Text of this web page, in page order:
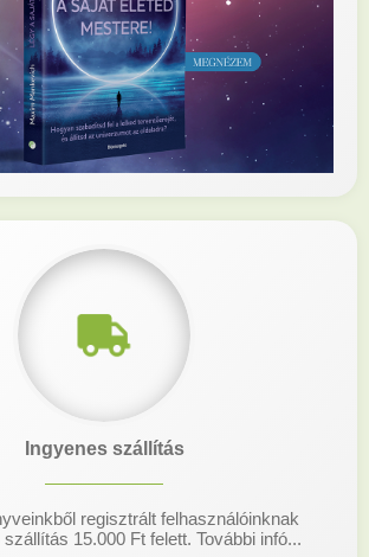
Ingyenes szállítás
regisztrált felhasználóinknak
szállítás 15.000 Ft felett. További infó...